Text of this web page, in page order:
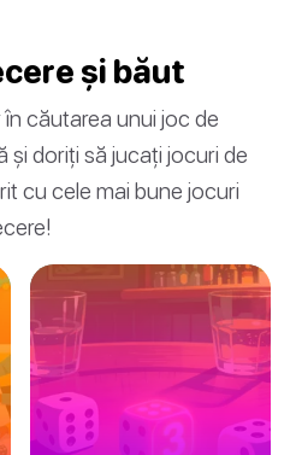
și băut
căutarea unui joc de
doriți să jucați jocuri de
cu cele mai bune jocuri